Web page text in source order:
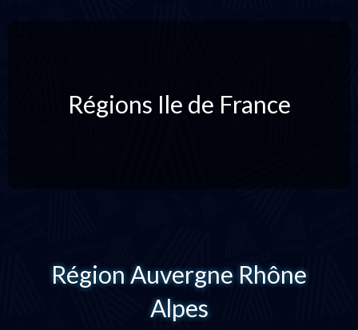
Régions Ile de France
Région Auvergne Rhône
Alpes